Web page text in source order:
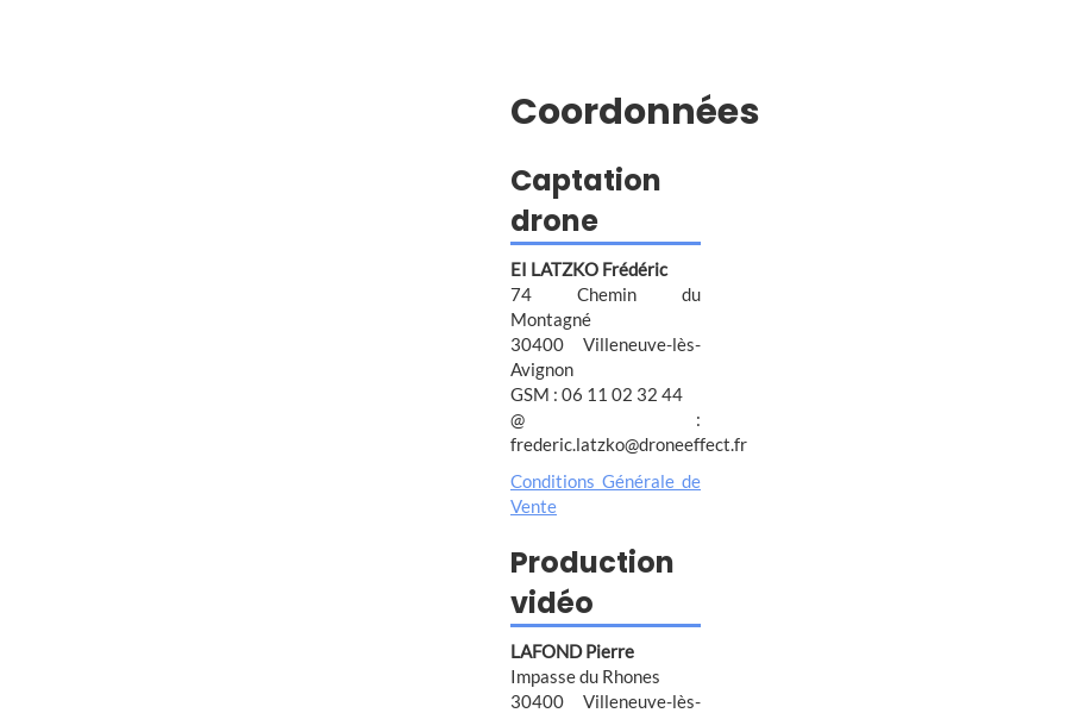
Coordonnées
Captation
drone
EI LATZKO Frédéric
74 Chemin du
Montagné
30400 Villeneuve-lès-
Avignon
GSM : 06 11 02 32 44
@ :
frederic.latzko@droneeffect.fr
Conditions Générale de
Vente
Production
vidéo
LAFOND Pierre
Impasse du Rhones
30400 Villeneuve-lès-